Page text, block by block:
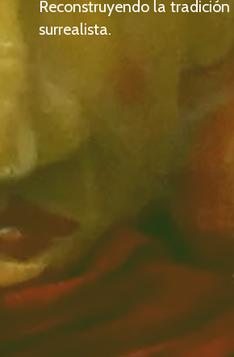
Reconstruyendo la
surrealista.